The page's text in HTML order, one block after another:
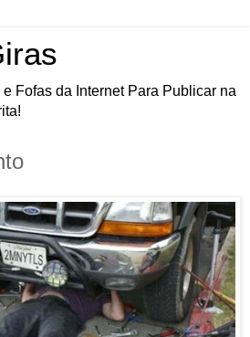
Fofas da Internet Para Publicar na